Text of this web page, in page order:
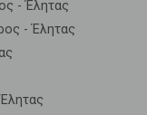
- Έλητας
- Έλητας